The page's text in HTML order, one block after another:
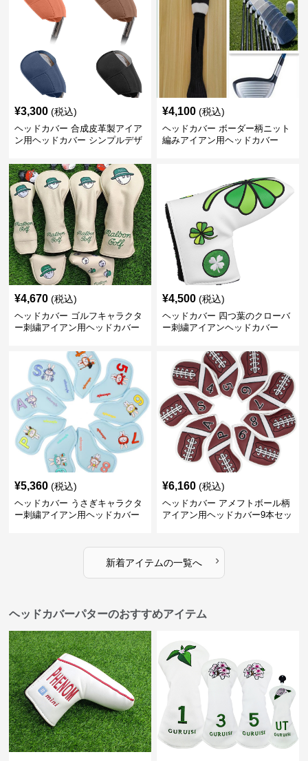
¥3,300 (税込)
ヘッドカバー 合成皮革製アイア
ン用ヘッドカバー シンプルデザ
¥4,100 (税込)
ヘッドカバー ボーダー柄ニット
編みアイアン用ヘッドカバー
¥4,670 (税込)
ヘッドカバー ゴルフキャラクタ
ー刺繍アイアン用ヘッドカバー
¥4,500 (税込)
ヘッドカバー 四つ葉のクローバ
ー刺繍アイアンヘッドカバー
¥5,360 (税込)
ヘッドカバー うさぎキャラクタ
ー刺繍アイアン用ヘッドカバー
¥6,160 (税込)
ヘッドカバー アメフトボール柄
アイアン用ヘッドカバー9本セッ
新着アイテムの一覧へ ›
ヘッドカバーパターのおすすめアイテム